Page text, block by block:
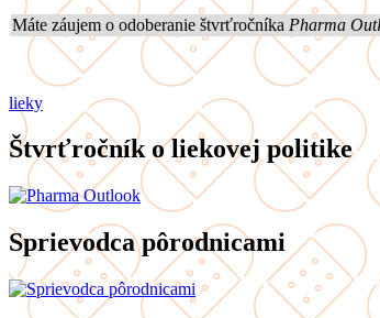
Máte záujem o odoberanie štvrťročníka Pharma
lieky
Štvrťročník o liekovej politike
Sprievodca pôrodnicami